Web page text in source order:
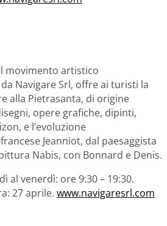
movimento artistico
Navigare Srl, offre ai turisti la
alla Pietrasanta, di origine
opere grafiche, dipinti,
e l’evoluzione
Jeanniot, dal paesaggista
Nabis, con Bonnard e Denis.
al venerdì: ore 9:30 – 19:30.
27 aprile. www.navigaresrl.com